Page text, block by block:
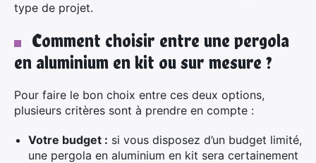
type de projet.
Comment choisir entre une pergola
en aluminium en kit ou sur mesure ?
Pour faire le bon choix entre ces deux options,
plusieurs critères sont à prendre en compte :
Votre budget : si vous disposez d’un budget limité,
une pergola en aluminium en kit sera certainement